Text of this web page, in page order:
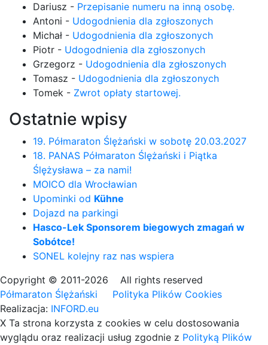
Dariusz - Przepisanie numeru na inną osobę.
Antoni - Udogodnienia dla zgłoszonych
Michał - Udogodnienia dla zgłoszonych
Piotr - Udogodnienia dla zgłoszonych
Grzegorz - Udogodnienia dla zgłoszonych
Tomasz - Udogodnienia dla zgłoszonych
Tomek - Zwrot opłaty startowej.
Ostatnie wpisy
19. Półmaraton Ślężański w sobotę 20.03.2027
18. PANAS Półmaraton Ślężański i Piątka
Ślężysława – za nami!
MOICO dla Wrocławian
Upominki od Kühne
Dojazd na parkingi
Hasco-Lek Sponsorem biegowych zmagań w
Sobótce!
SONEL kolejny raz nas wspiera
Copyright © 2011-2026 All rights reserved
Półmaraton Ślężański
Polityka Plików Cookies
Realizacja: INFORD.eu
X Ta strona korzysta z cookies w celu dostosowania
wyglądu oraz realizacji usług zgodnie z Polityką Plików